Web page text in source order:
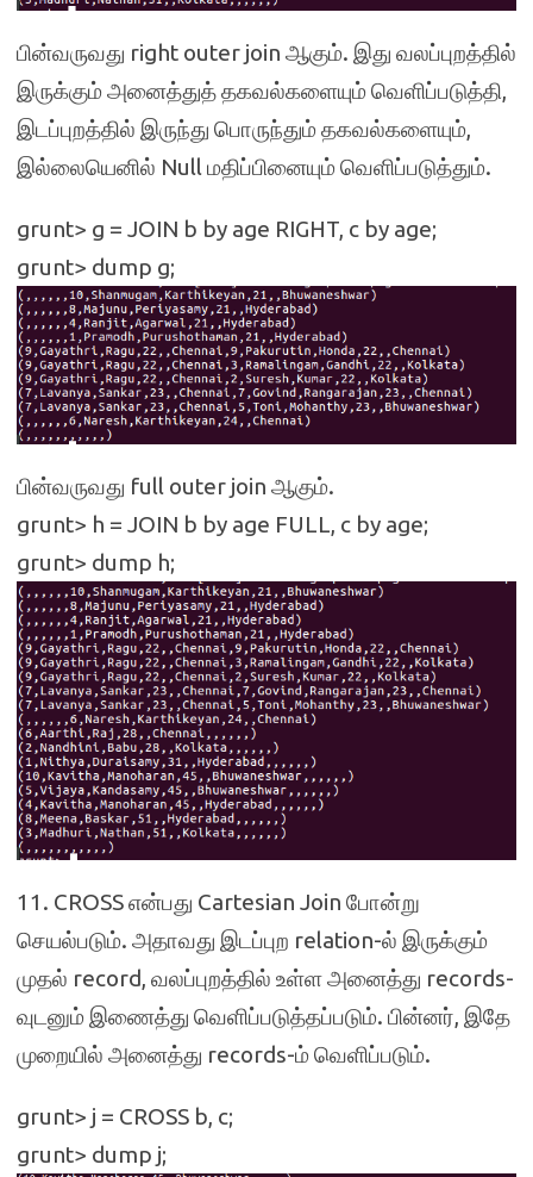
பின்வருவது right outer join ஆகும். இது வலப்புறத்தில்
இருக்கும் அனைத்துத் தகவல்களையும் வெளிப்படுத்தி,
இடப்புறத்தில் இருந்து பொருந்தும் தகவல்களையும்,
இல்லையெனில் Null மதிப்பினையும் வெளிப்படுத்தும்.
grunt> g = JOIN b by age RIGHT, c by age;
grunt> dump g;
பின்வருவது full outer join ஆகும்.
grunt> h = JOIN b by age FULL, c by age;
grunt> dump h;
11. CROSS என்பது Cartesian Join போன்று
செயல்படும். அதாவது இடப்புற relation-ல் இருக்கும்
முதல் record, வலப்புறத்தில் உள்ள அனைத்து records-
வுடனும் இணைத்து வெளிப்படுத்தப்படும். பின்னர், இதே
முறையில் அனைத்து records-ம் வெளிப்படும்.
grunt> j = CROSS b, c;
grunt> dump j;